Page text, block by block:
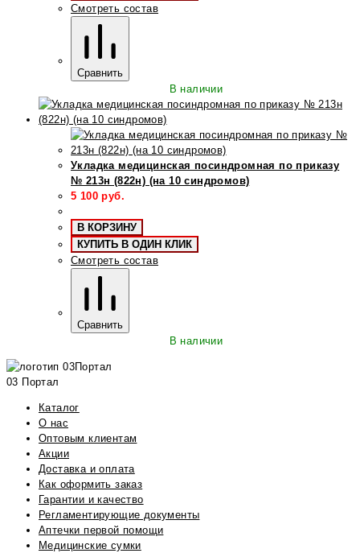
Смотреть состав
Сравнить
В наличии
Укладка медицинская посиндромная по приказу
№ 213н (822н) (на 10 синдромов)
5 100 руб.
В КОРЗИНУ
КУПИТЬ В ОДИН КЛИК
Смотреть состав
Сравнить
В наличии
03 Портал
Каталог
О нас
Оптовым клиентам
Акции
Доставка и оплата
Как оформить заказ
Гарантии и качество
Регламентирующие документы
Аптечки первой помощи
Медицинские сумки